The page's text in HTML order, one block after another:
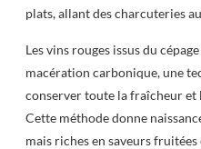
plats, allant des charcuteries
Les vins rouges issus du
macération carbonique, une
conserver toute la fraîcheur et
Cette méthode donne
mais riches en saveurs